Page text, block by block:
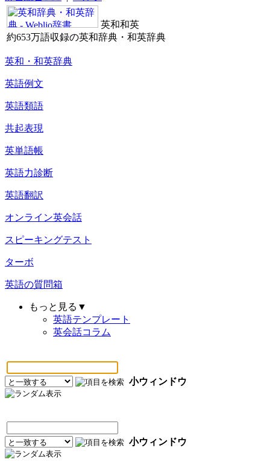
英和和英
約653万語収録の英和辞典・和英辞典
英和・和英辞典
英語例文
英語類語
共起表現
英単語帳
英語力診断
英語翻訳
オンライン英会話
スピーキングテスト
ターボ
英語の質問箱
もっと見る▼
英語テンプレート
英会話コラム
小ウィンドウ
小ウィンドウ